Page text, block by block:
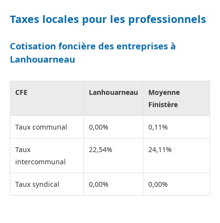
Taxes locales pour les professionnels
Cotisation foncière des entreprises à
Lanhouarneau
CFE Lanhouarneau
Moyenne
Finistère
Taux communal 0,00% 0,11%
Taux
intercommunal
22,54% 24,11%
Taux syndical 0,00% 0,00%